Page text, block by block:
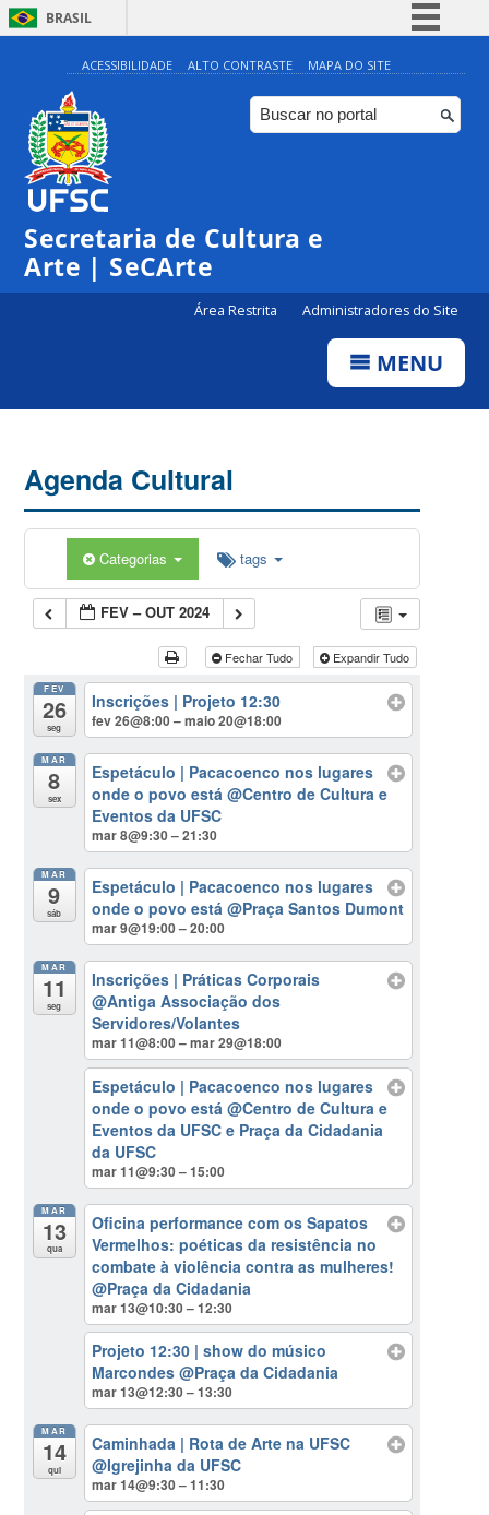
BRASIL
Simplifique!
Comunica BR
Participe
ACESSIBILIDADE ALTO CONTRASTE MAPA DO SITE
Secretaria de Cultura e
Arte | SeCArte
Área Restrita Administradores do Site
MENU
Agenda Cultural
Categorias tags
FEV – OUT 2024
Fechar Tudo Expandir Tudo
FEV
26
seg
Inscrições | Projeto 12:30
fev 26@8:00 – maio 20@18:00
MAR
8
sex
Espetáculo | Pacacoenco nos lugares
onde o povo está@Centro de Cultura e
Eventos da UFSC
mar 8@9:30 – 21:30
MAR
9
sáb
Espetáculo | Pacacoenco nos lugares
onde o povo está@Praça Santos Dumont
mar 9@19:00 – 20:00
MAR
11
seg
Inscrições | Práticas Corporais
@Antiga Associação dos
Servidores/Volantes
mar 11@8:00 – mar 29@18:00
Espetáculo | Pacacoenco nos lugares
onde o povo está@Centro de Cultura e
Eventos da UFSC e Praça da Cidadania
da UFSC
mar 11@9:30 – 15:00
MAR
13
qua
Oficina performance com os Sapatos
Vermelhos: poéticas da resistência no
combate à violência contra as mulheres!
@Praça da Cidadania
mar 13@10:30 – 12:30
Projeto 12:30 | show do músico
Marcondes@Praça da Cidadania
mar 13@12:30 – 13:30
MAR
14
qui
Caminhada | Rota de Arte na UFSC
@Igrejinha da UFSC
mar 14@9:30 – 11:30